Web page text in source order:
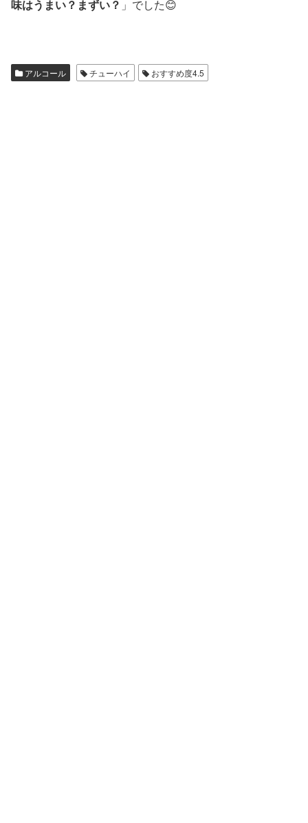
味はうまい？まずい？ 」でした😊
アルコール チューハイ おすすめ度4.5